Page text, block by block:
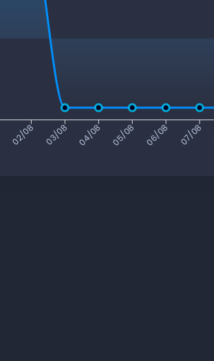
02/08 03/08 04/08 05/08 06/08 07/08